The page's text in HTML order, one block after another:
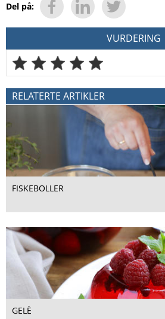
Del på:
VURDERING
RELATERTE ARTIKLER
FISKEBOLLER
GELÈ